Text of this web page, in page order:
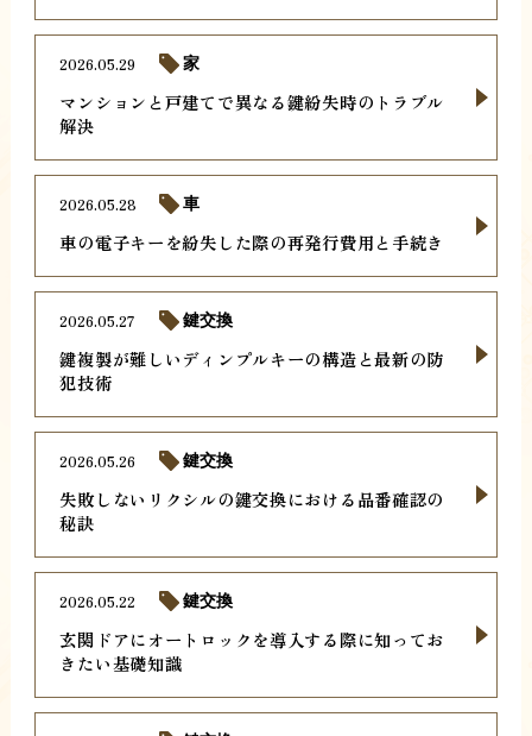
マンションと戸建てで異なる鍵紛失時のトラブル
解決
2026.05.29 家
車の電子キーを紛失した際の再発行費用と手続き
2026.05.28 車
鍵複製が難しいディンプルキーの構造と最新の防
犯技術
2026.05.27 鍵交換
失敗しないリクシルの鍵交換における品番確認の
秘訣
2026.05.26 鍵交換
玄関ドアにオートロックを導入する際に知ってお
きたい基礎知識
2026.05.22 鍵交換